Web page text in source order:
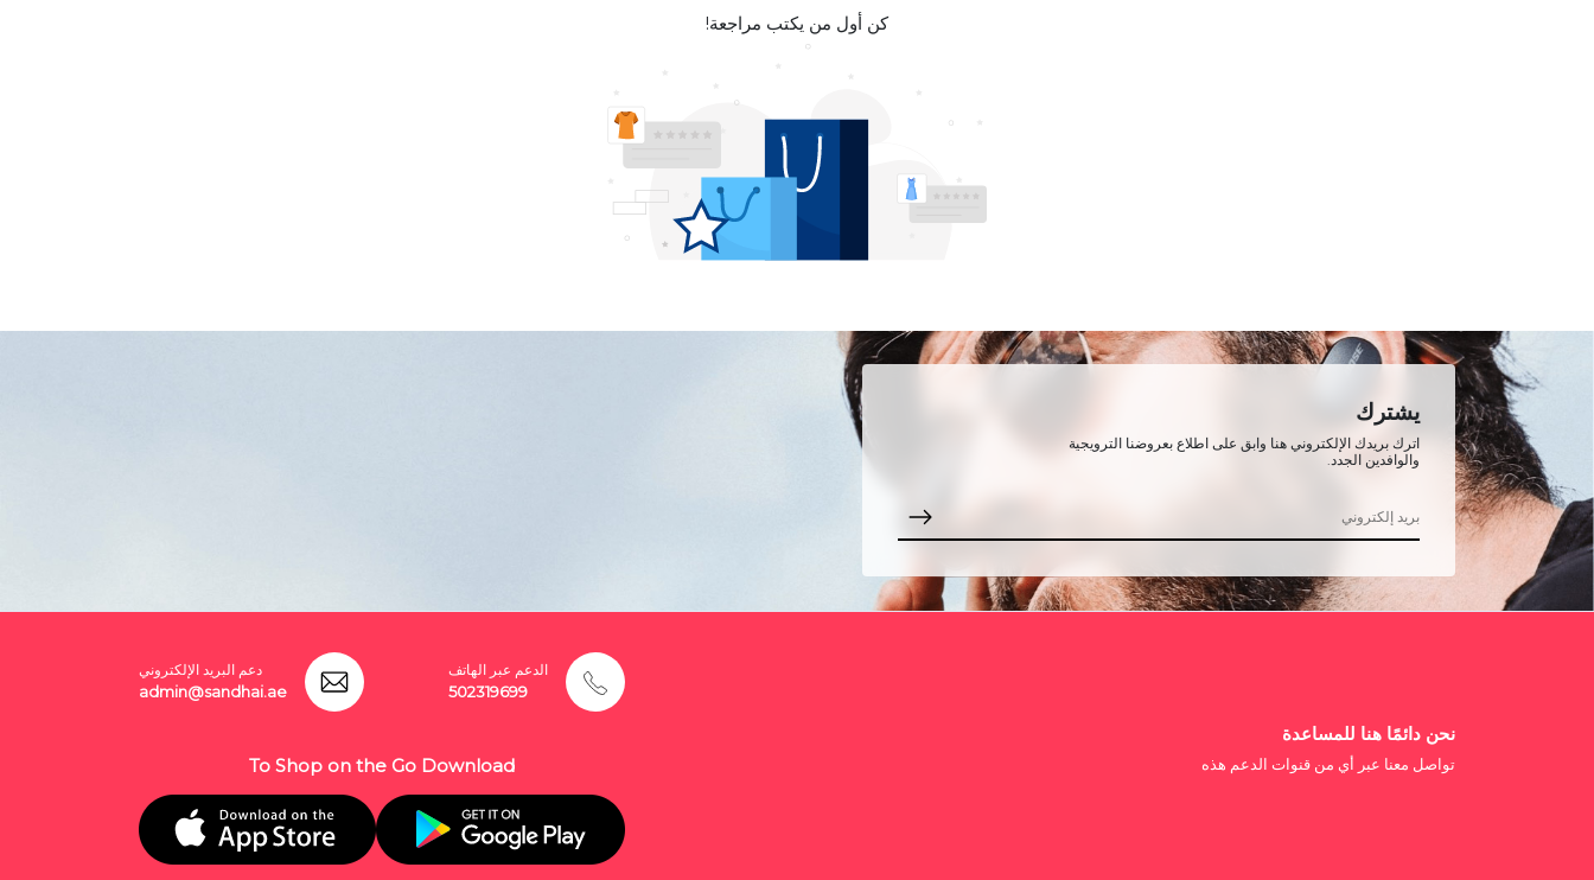
كن أول من يكتب مراجعة!
يشترك
اترك بريدك الإلكتروني هنا وابق على اطلاع بعروضنا الترويجية
والوافدين الجدد.
نحن دائمًا هنا للمساعدة
تواصل معنا عبر أي من قنوات الدعم هذه
الدعم عبر الهاتف
502319699
دعم البريد الإلكتروني
admin@sandhai.ae
To Shop on the Go Download